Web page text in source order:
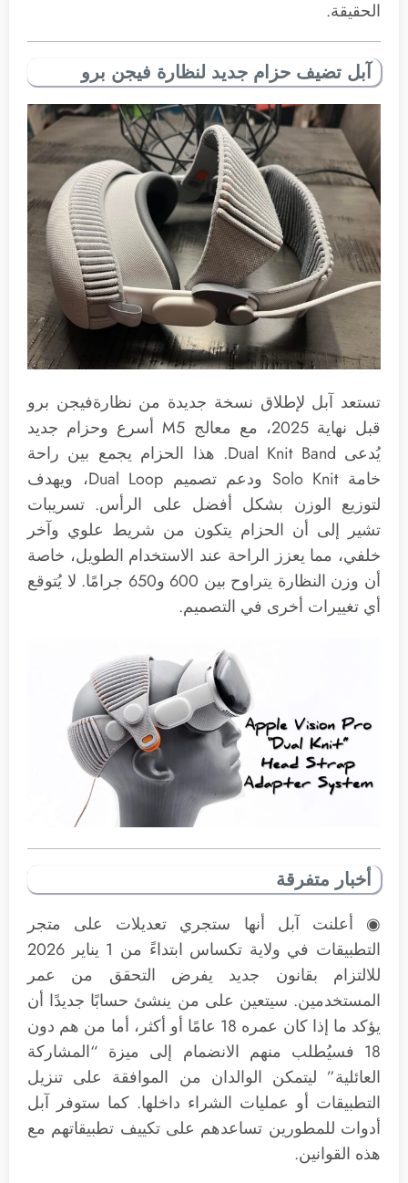
الحقيقة.
آبل تضيف حزام جديد لنظارة فيجن برو
تستعد آبل لإطلاق نسخة جديدة من نظارةفيجن برو
قبل نهاية 2025، مع معالج M5 أسرع وحزام جديد
يُدعى Dual Knit Band. هذا الحزام يجمع بين راحة
خامة Solo Knit ودعم تصميم Dual Loop، ويهدف
لتوزيع الوزن بشكل أفضل على الرأس. تسريبات
تشير إلى أن الحزام يتكون من شريط علوي وآخر
خلفي، مما يعزز الراحة عند الاستخدام الطويل، خاصة
أن وزن النظارة يتراوح بين 600 و650 جرامًا. لا يُتوقع
أي تغييرات أخرى في التصميم.
أخبار متفرقة
◉ أعلنت آبل أنها ستجري تعديلات على متجر
التطبيقات في ولاية تكساس ابتداءً من 1 يناير 2026
للالتزام بقانون جديد يفرض التحقق من عمر
المستخدمين. سيتعين على من ينشئ حسابًا جديدًا أن
يؤكد ما إذا كان عمره 18 عامًا أو أكثر، أما من هم دون
18 فسيُطلب منهم الانضمام إلى ميزة “المشاركة
العائلية” ليتمكن الوالدان من الموافقة على تنزيل
التطبيقات أو عمليات الشراء داخلها. كما ستوفر آبل
أدوات للمطورين تساعدهم على تكييف تطبيقاتهم مع
هذه القوانين.